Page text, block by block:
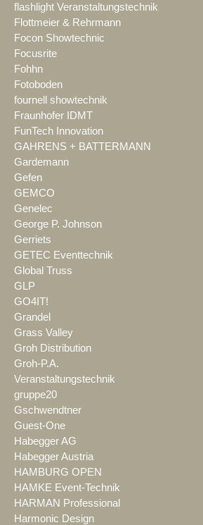
flashlight Veranstaltungstechnik
Flottmeier & Rehrmann
Focon Showtechnic
Focusrite
Fohhn
Fotoboden
fournell showtechnik
Fraunhofer IDMT
FunTech Innovation
GAHRENS + BATTERMANN
Gardemann
Gefen
GEMCO
Genelec
George P. Johnson
Gerriets
GETEC Eventtechnik
Global Truss
GLP
GO4IT!
Grandel
Grass Valley
Groh Distribution
Groh-P.A.
Veranstaltungstechnik
gruppe20
Gschwendtner
Guest-One
Habegger AG
Habegger Austria
HAMBURG OPEN
HAMKE Event-Technik
HARMAN Professional
Harmonic Design